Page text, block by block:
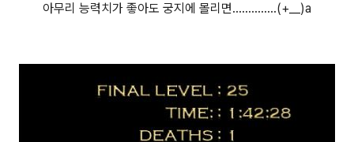
아무리 능력치가 좋아도 궁지에 몰리면..............(+__)a